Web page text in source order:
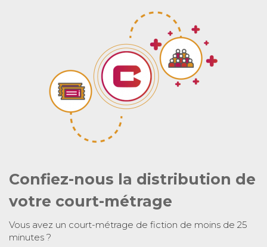
Confiez-nous la distribution de
votre court-métrage
Vous avez un court-métrage de fiction de moins de 25
minutes ?